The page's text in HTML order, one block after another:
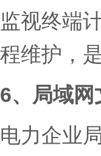
监视终端
程维护，
6、局域
电力企业